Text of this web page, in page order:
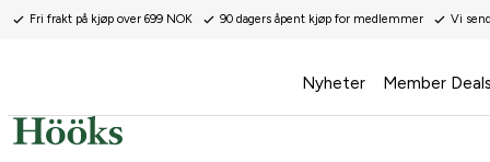
Fri frakt på kjøp over 699 NOK 90 dagers åpent kjøp for medlemmer Vi
Nyheter Member